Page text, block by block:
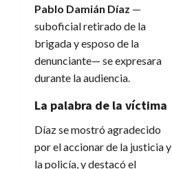
Pablo Damián Díaz —
suboficial retirado de la
brigada y esposo de la
denunciante— se expresara
durante la audiencia.
La palabra de la víctima
Díaz se mostró agradecido
por el accionar de la justicia y
la policía, y destacó el